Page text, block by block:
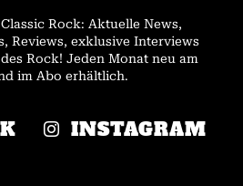
Rock: Aktuelle News,
Reviews, exklusive Interviews
Rock! Jeden Monat neu am
im Abo erhältlich.
INSTAGRAM